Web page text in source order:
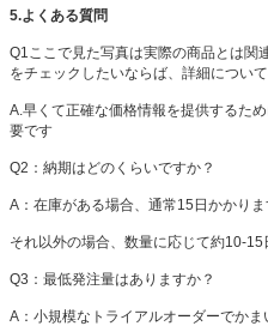
5.よくある質問
Q1ここで見た写真は実際の商品とは関
をチェックしたいならば、詳細につい
A.早くて正確な価格情報を提供するた
要です
Q2：納期はどのくらいですか？
A：在庫がある場合、通常15日かかりま
それ以外の場合、数量に応じて約10-15
Q3：最低発注量はありますか？
A：小規模なトライアルオーダーでかま